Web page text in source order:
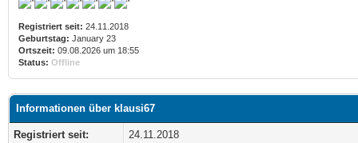
Registriert seit: 24.11.2018
Geburtstag: January 23
Ortszeit: 09.08.2026 um 18:55
Status: Offline
Informationen über klausi67
Registriert seit:
24.11.2018